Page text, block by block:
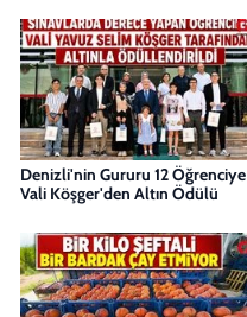
Denizli'nin Gururu 12 Öğrenciye
Vali Köşger'den Altın Ödülü